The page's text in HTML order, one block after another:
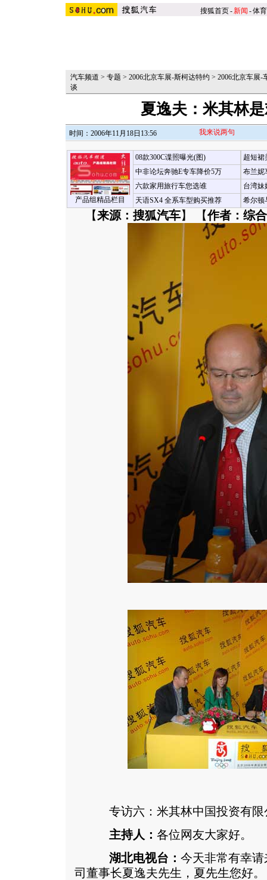
搜狐首页-新闻 -体育
汽车频道 > 专题 > 2006北京车展-斯柯达特约 > 2006北京车展-
谈
夏逸夫：米其林
时间：2006年11月18日13:56 我来说两句
产品组精品栏目
08款300C谍照曝光(图)
中非论坛奔驰E专车降价5万
六款家用旅行车您选谁
天语SX4 全系车型购买推荐
超短裙
布兰妮
台湾妹
希尔顿
【来源：搜狐汽车】 【作者：综
专访六：米其林中国投资有限
主持人： 各位网友大家好。
湖北电视台： 今天非常有幸
司董事长夏逸夫先生，夏先生您好。